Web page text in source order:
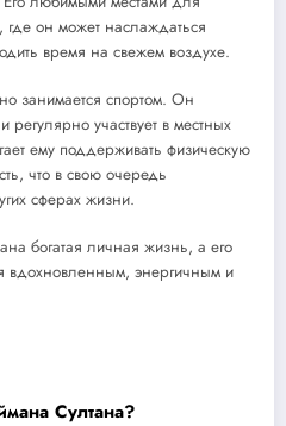
он может наслаждаться
время на свежем воздухе.
занимается спортом. Он
регулярно участвует в местных
ему поддерживать физическую
что в свою очередь
сферах жизни.
богатая личная жизнь, а его
вдохновленным, энергичным и
Султана?